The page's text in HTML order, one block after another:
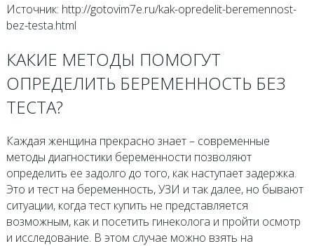
Источник: http://gotovim7e.ru/kak-opredelit-beremennost-
bez-testa.html
КАКИЕ МЕТОДЫ ПОМОГУТ
ОПРЕДЕЛИТЬ БЕРЕМЕННОСТЬ БЕЗ
ТЕСТА?
Каждая женщина прекрасно знает – современные
методы диагностики беременности позволяют
определить ее задолго до того, как наступает задержка.
Это и тест на беременность, УЗИ и так далее, но бывают
ситуации, когда тест купить не представляется
возможным, как и посетить гинеколога и пройти осмотр
и исследование. В этом случае можно взять на